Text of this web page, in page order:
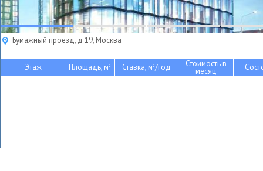
Бумажный проезд, д 19, Москва
Этаж Площадь, м2 Ставка, м2/год Стоимость в
месяц